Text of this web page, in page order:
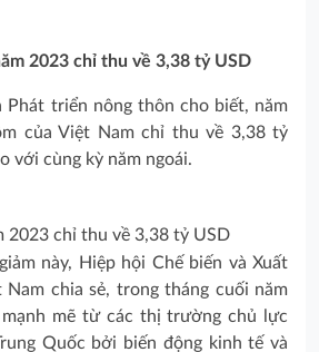
2023 chỉ thu về 3,38 tỷ USD
Phát triển nông thôn cho biết, năm
của Việt Nam chỉ thu về 3,38 tỷ
với cùng kỳ năm ngoái.
2023 chỉ thu về 3,38 tỷ USD
này, Hiệp hội Chế biến và Xuất
Nam chia sẻ, trong tháng cuối năm
mẽ từ các thị trường chủ lực
Quốc bởi biến động kinh tế và